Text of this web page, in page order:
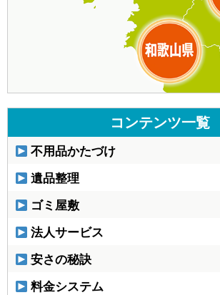
コンテンツ一覧
不用品かたづけ
遺品整理
ゴミ屋敷
法人サービス
安さの秘訣
料金システム